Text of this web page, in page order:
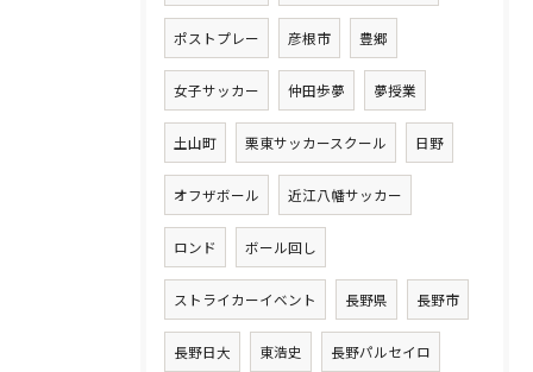
ポストプレー 彦根市 豊郷
女子サッカー 仲田歩夢 夢授業
土山町 栗東サッカースクール 日野
オフザボール 近江八幡サッカー
ロンド ボール回し
ストライカーイベント 長野県 長野市
長野日大 東浩史 長野パルセイロ